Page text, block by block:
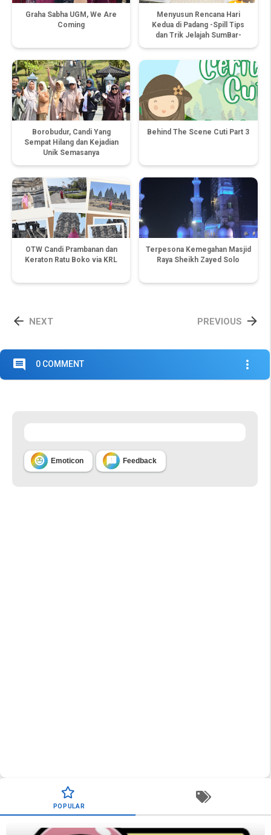
Graha Sabha UGM, We Are
Coming
Menyusun Rencana Hari
Kedua di Padang -Spill Tips
dan Trik Jelajah SumBar-
Borobudur, Candi Yang
Sempat Hilang dan Kejadian
Unik Semasanya
Behind The Scene Cuti Part 3
OTW Candi Prambanan dan
Keraton Ratu Boko via KRL
Terpesona Kemegahan Masjid
Raya Sheikh Zayed Solo
 NEXT 
PREVIOUS
comment 0 COMMENT more_vert
 Emoticon  Feedback
POPULAR